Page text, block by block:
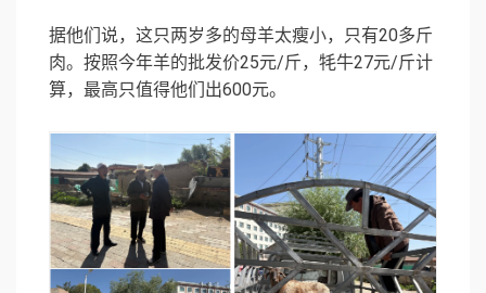
据他们说，这只两岁多的母羊太瘦小，只有20多斤
肉。按照今年羊的批发价25元/斤，牦牛27元/斤计
算，最高只值得他们出600元。